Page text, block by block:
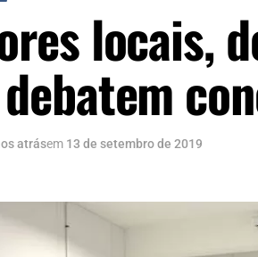
locais,
atrásem 13 de setembro de 2019